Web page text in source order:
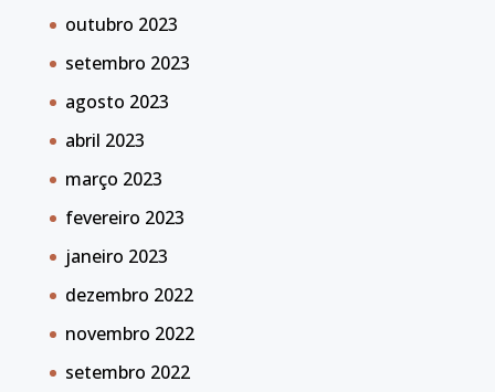
outubro 2023
setembro 2023
agosto 2023
abril 2023
março 2023
fevereiro 2023
janeiro 2023
dezembro 2022
novembro 2022
setembro 2022